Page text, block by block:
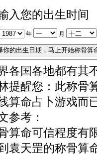
入您的出生时间
年 月
各国各地都有其
提醒您：此称骨
算命占卜游戏而
参考：
算命可信程度有
袁天罡的称骨算